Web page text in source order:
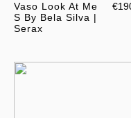
Vaso Look At Me
S By Bela Silva |
Serax